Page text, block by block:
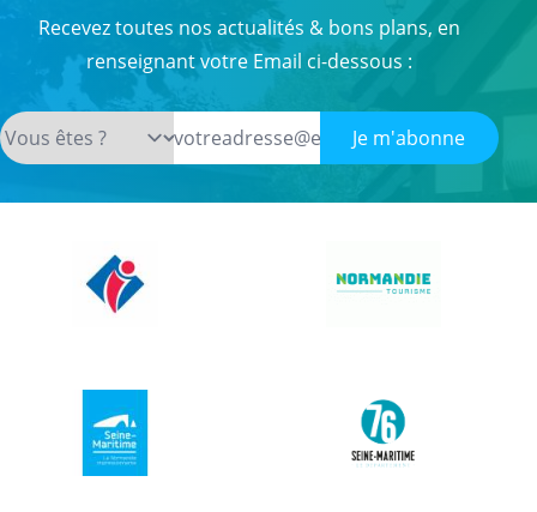
Recevez toutes nos actualités & bons plans, en
renseignant votre Email ci-dessous :
Je m'abonne